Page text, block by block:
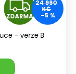
Z
D
ZDARMA
24 990
KČ
–5 %
- verze B